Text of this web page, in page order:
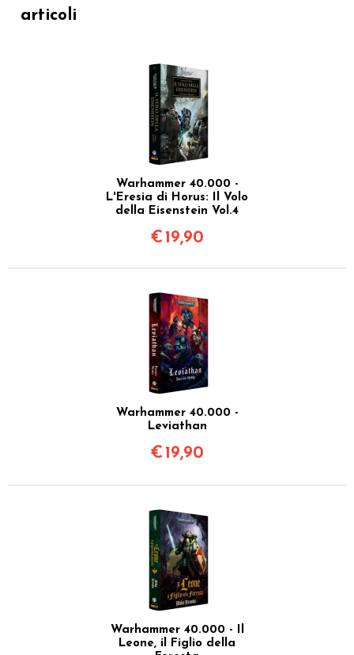
articoli
Warhammer 40.000 -
L'Eresia di Horus: Il Volo
della Eisenstein Vol.4
€ 19,90
Warhammer 40.000 -
Leviathan
€ 19,90
Warhammer 40.000 - Il
Leone, il Figlio della